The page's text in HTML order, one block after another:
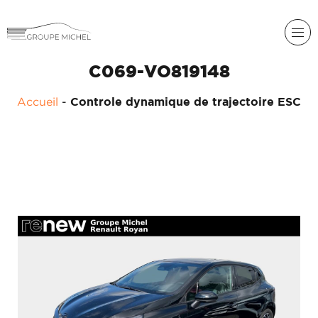
ALPINE
NOS
C069-VO819148
Accueil - Controle dynamique de trajectoire ESC